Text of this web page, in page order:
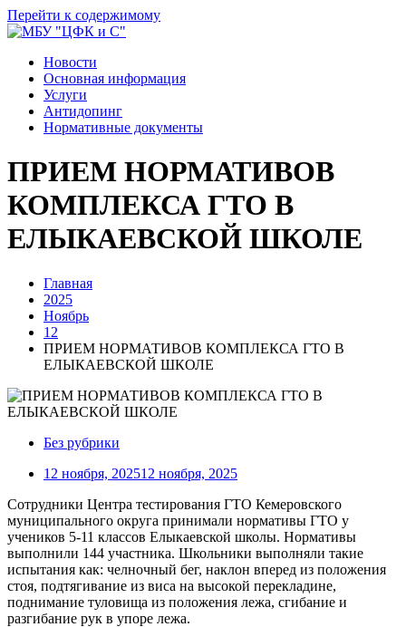
Перейти к содержимому
Новости
Основная информация
Услуги
Антидопинг
Нормативные документы
ПРИЕМ НОРМАТИВОВ
КОМПЛЕКСА ГТО В
ЕЛЫКАЕВСКОЙ ШКОЛЕ
Главная
2025
Ноябрь
12
ПРИЕМ НОРМАТИВОВ КОМПЛЕКСА ГТО В
ЕЛЫКАЕВСКОЙ ШКОЛЕ
Без рубрики
12 ноября, 202512 ноября, 2025
Сотрудники Центра тестирования ГТО Кемеровского
муниципального округа принимали нормативы ГТО у
учеников 5-11 классов Елыкаевской школы. Нормативы
выполнили 144 участника. Школьники выполняли такие
испытания как: челночный бег, наклон вперед из положения
стоя, подтягивание из виса на высокой перекладине,
поднимание туловища из положения лежа, сгибание и
разгибание рук в упоре лежа.